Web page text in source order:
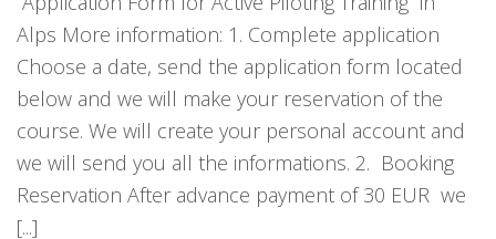
Alps More information: 1. Complete application
Choose a date, send the application form located
below and we will make your reservation of the
course. We will create your personal account and
we will send you all the informations. 2. Booking
Reservation After advance payment of 30 EUR we
[...]